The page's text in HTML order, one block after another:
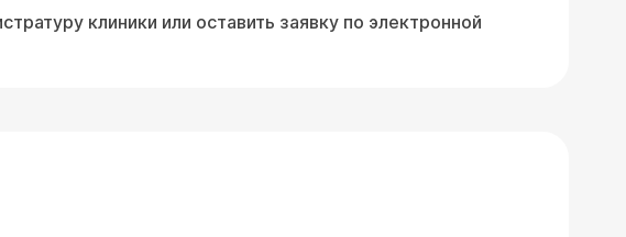
клиники или оставить заявку по электронной